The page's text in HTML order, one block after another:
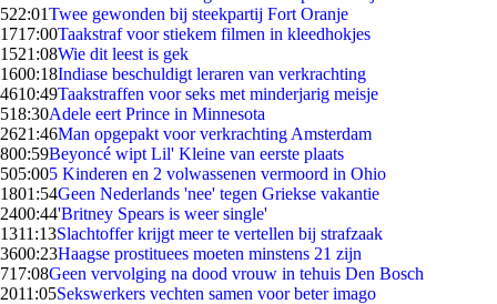
522:01Twee gewonden bij steekpartij Fort Oranje
1717:00Taakstraf voor stiekem filmen in kleedhokjes
1521:08Wie dit leest is gek
1600:18Indiase beschuldigt leraren van verkrachting
4610:49Taakstraffen voor seks met minderjarig meisje
518:30Adele eert Prince in Minnesota
2621:46Man opgepakt voor verkrachting Amsterdam
800:59Beyoncé wipt Lil' Kleine van eerste plaats
505:005 Kinderen en 2 volwassenen vermoord in Ohio
1801:54Geen Nederlands 'nee' tegen Griekse vakantie
2400:44'Britney Spears is weer single'
1311:13Slachtoffer krijgt meer te vertellen bij strafzaak
3600:23Haagse prostituees moeten minstens 21 zijn
717:08Geen vervolging na dood vrouw in tehuis Den Bosch
2011:05Sekswerkers vechten samen voor beter imago